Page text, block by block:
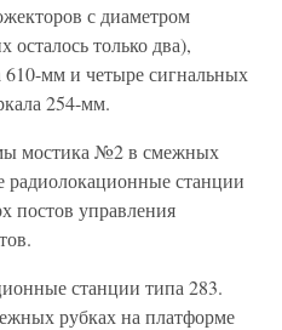
с диаметром
осталось только два),
610-мм и четыре сигнальных
254-мм.
мостика №2 в смежных
радиолокационные станции
постов управления
станции типа 283.
рубках на платформе